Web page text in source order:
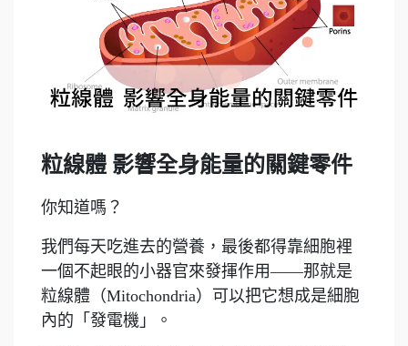
粒線體 影響全身能量的關鍵零件
你知道嗎？
我們每天吃進去的營養，最後都得靠細胞裡
一個不起眼的小器官來發揮作用——那就是
粒線體（Mitochondria）可以把它想成是細胞
內的「發電機」。